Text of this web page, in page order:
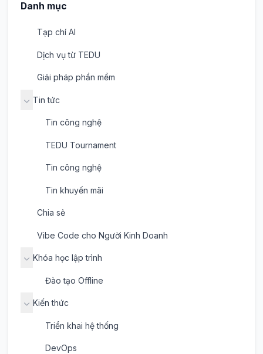
Danh mục
Tạp chí AI
Dịch vụ từ TEDU
Giải pháp phần mềm
Tin tức
Tin công nghệ
TEDU Tournament
Tin công nghệ
Tin khuyến mãi
Chia sẻ
Vibe Code cho Người Kinh Doanh
Khóa học lập trình
Đào tạo Offline
Kiến thức
Triển khai hệ thống
DevOps